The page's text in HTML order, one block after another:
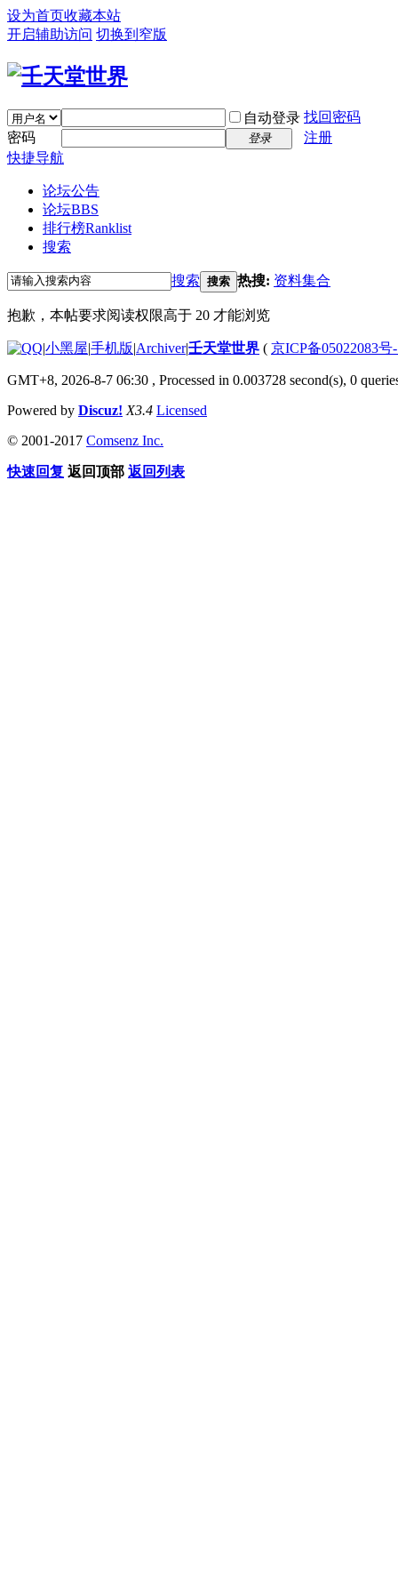
设为首页收藏本站
开启辅助访问 切换到窄版
自动登录 找回密码
密码
登录
注册
快捷导航
论坛公告
论坛BBS
排行榜Ranklist
搜索
搜索 搜索 热搜: 资料集合
抱歉，本帖要求阅读权限高于 20 才能浏览
|小黑屋|手机版|Archiver|壬天堂世界 ( 京ICP备05022083号
GMT+8, 2026-8-7 06:30 , Processed in 0.003728 second(s), 0
Powered by Discuz! X3.4 Licensed
© 2001-2017 Comsenz Inc.
快速回复 返回顶部 返回列表